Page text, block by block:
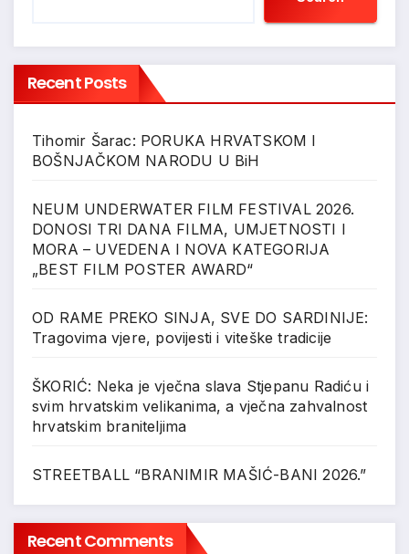
Recent Posts
Tihomir Šarac: PORUKA HRVATSKOM I
BOŠNJAČKOM NARODU U BiH
NEUM UNDERWATER FILM FESTIVAL 2026.
DONOSI TRI DANA FILMA, UMJETNOSTI I
MORA – UVEDENA I NOVA KATEGORIJA
„BEST FILM POSTER AWARD“
OD RAME PREKO SINJA, SVE DO SARDINIJE:
Tragovima vjere, povijesti i viteške tradicije
ŠKORIĆ: Neka je vječna slava Stjepanu Radiću i
svim hrvatskim velikanima, a vječna zahvalnost
hrvatskim braniteljima
STREETBALL “BRANIMIR MAŠIĆ-BANI 2026.”
Recent Comments